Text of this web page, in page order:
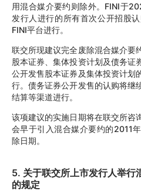
用混合媒介要约则除外。FINI于
发行人进行的所有首次公开招股
FINI平台进行。
联交所现建议完全废除混合媒介要
股本证券、集体投资计划及债务证
公开发售股本证券及集体投资计划
行。债务证券公开发售的认购将继
结算等渠道进行。
该项建议的实施日期将在联交所咨
会早于引入混合媒介要约的2011
除日期。
5. 关于联交所上市发行人举行
的规定